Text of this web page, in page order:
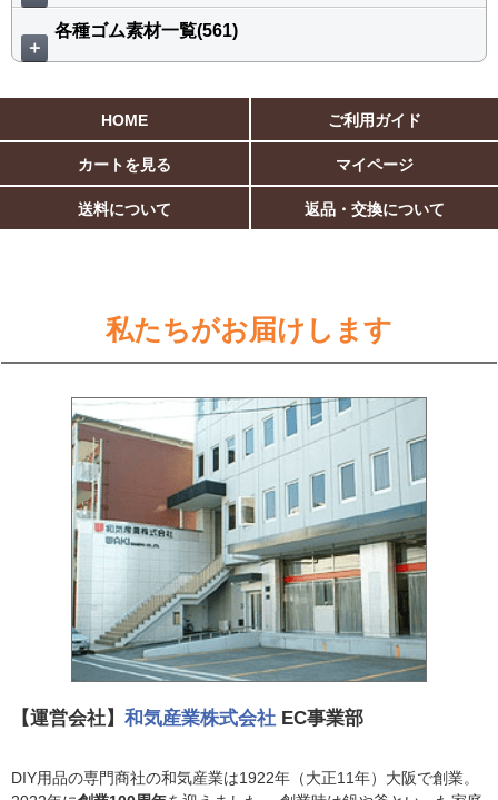
＋
各種ゴム素材一覧(561)
HOME ご利用ガイド
カートを見る マイページ
送料について 返品・交換について
私たちがお届けします
【運営会社】 和気産業株式会社 EC事業部
DIY用品の専門商社の和気産業は1922年（大正11年）大阪で創業。